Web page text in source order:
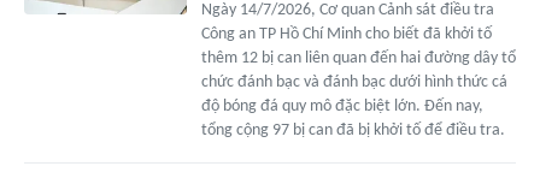
Ngày 14/7/2026, Cơ quan Cảnh sát điều tra
Công an TP Hồ Chí Minh cho biết đã khởi tố
thêm 12 bị can liên quan đến hai đường dây tổ
chức đánh bạc và đánh bạc dưới hình thức cá
độ bóng đá quy mô đặc biệt lớn. Đến nay,
tổng cộng 97 bị can đã bị khởi tố để điều tra.